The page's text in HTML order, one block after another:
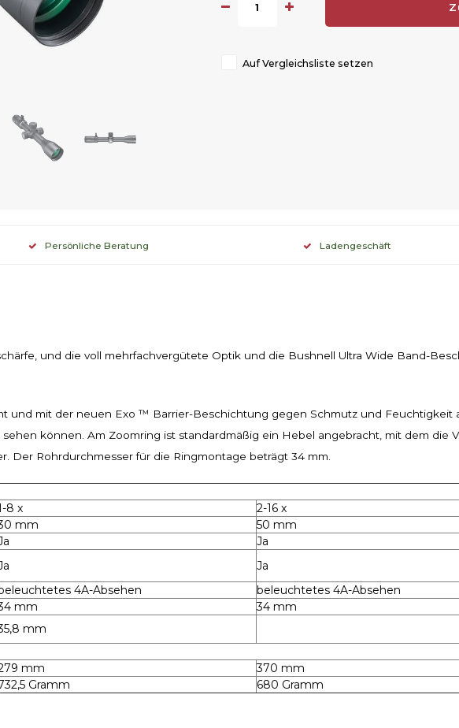
Auf Vergleichsliste setzen
Persönliche Beratung Ladengeschäft
und die voll mehrfachvergütete Optik und die Bushnell Ultra Wide Band-
und mit der neuen Exo ™ Barrier-Beschichtung gegen Schmutz und Feuchtigkeit
können. Am Zoomring ist standardmäßig ein Hebel angebracht, mit dem
Der Rohrdurchmesser für die Ringmontage beträgt 34 mm.
8 x 2-16 x
mm 50 mm
Ja
Ja
4A-Absehen beleuchtetes 4A-Absehen
mm 34 mm
mm
mm 370 mm
Gramm 680 Gramm